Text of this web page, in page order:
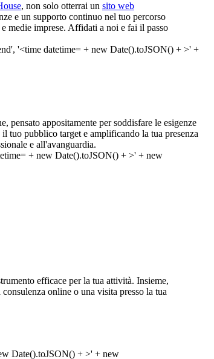
, non solo otterrai un sito web
e un supporto continuo nel tuo percorso
medie imprese. Affidati a noi e fai il passo
pensato appositamente per soddisfare le esigenze
tuo pubblico target e amplificando la tua presenza
e all'avanguardia.
efficace per la tua attività. Insieme,
online o una visita presso la tua